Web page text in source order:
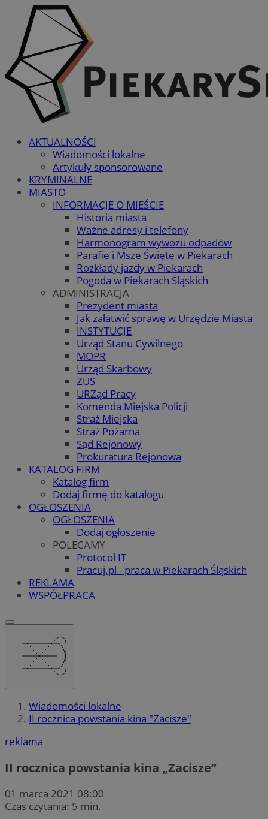
AKTUALNOŚCI
Wiadomości lokalne
Artykuły sponsorowane
KRYMINALNE
MIASTO
INFORMACJE O MIEŚCIE
Historia miasta
Ważne adresy i telefony
Harmonogram wywozu odpadów
Parafie i Msze Święte w Piekarach
Rozkłady jazdy w Piekarach
Pogoda w Piekarach Śląskich
ADMINISTRACJA
Prezydent miasta
Jak załatwić sprawę w Urzędzie Miasta
INSTYTUCJE
Urząd Stanu Cywilnego
MOPR
Urząd Skarbowy
ZUS
URZąd Pracy
Komenda Miejska Policji
Straż Miejska
Straż Pożarna
Sąd Rejonowy
Prokuratura Rejonowa
KATALOG FIRM
Katalog firm
Dodaj firmę do katalogu
OGŁOSZENIA
OGŁOSZENIA
Dodaj ogłoszenie
POLECAMY
Protocol IT
Pracuj.pl - praca w Piekarach Śląskich
REKLAMA
WSPÓŁPRACA
Wiadomości lokalne
II rocznica powstania kina "Zacisze"
reklama
II rocznica powstania kina „Zacisze”
01 marca 2021 08:00
Czas czytania: 5 min.